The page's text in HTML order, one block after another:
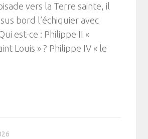
vers la Terre sainte, il
bord l’échiquier avec
est-ce : Philippe II «
Louis » ? Philippe IV « le